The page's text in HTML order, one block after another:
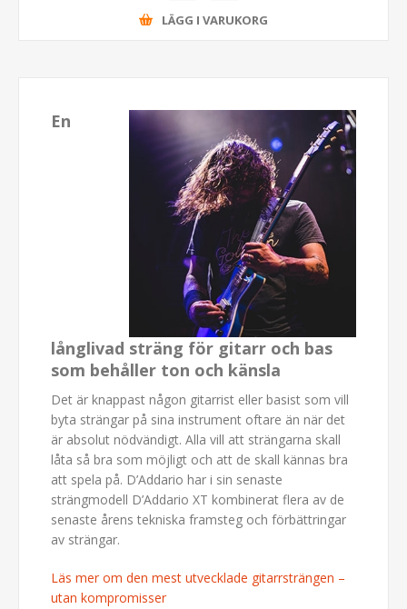
LÄGG I VARUKORG
En
långlivad sträng för gitarr och bas
som behåller ton och känsla
Det är knappast någon gitarrist eller basist som vill
byta strängar på sina instrument oftare än när det
är absolut nödvändigt. Alla vill att strängarna skall
låta så bra som möjligt och att de skall kännas bra
att spela på. D’Addario har i sin senaste
strängmodell D’Addario XT kombinerat flera av de
senaste årens tekniska framsteg och förbättringar
av strängar.
Läs mer om den mest utvecklade gitarrsträngen –
utan kompromisser